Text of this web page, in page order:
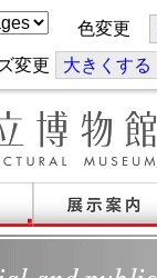
色変更
変更 大きくする